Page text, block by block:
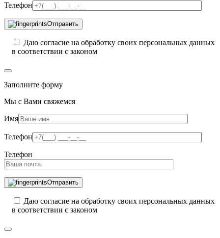
Телефон
Отправить
Даю согласие на обработку своих персональных данных
в соответствии с законом
Заполните форму
Мы с Вами свяжемся
Имя
Телефон
Телефон
Отправить
Даю согласие на обработку своих персональных данных
в соответствии с законом